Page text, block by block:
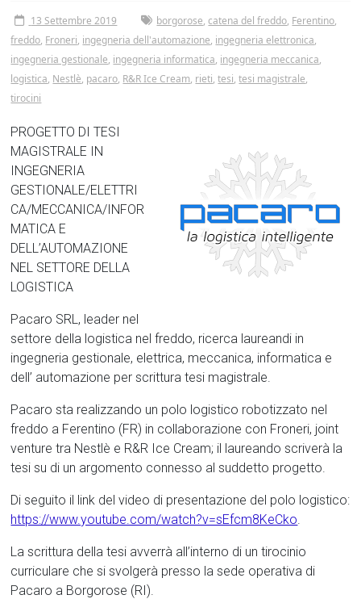
13 Settembre 2019 borgorose,catena del freddo, Ferentino,
freddo, Froneri, ingegneria dell'automazione, ingegneria elettronica,
ingegneria gestionale, ingegneria informatica, ingegneria meccanica,
logistica, Nestlè, pacaro, R&R Ice Cream, rieti,tesi,tesi magistrale,
tirocini
PROGETTO DI TESI
MAGISTRALE IN
INGEGNERIA
GESTIONALE/ELETTRI
CA/MECCANICA/INFOR
MATICA E
DELL’AUTOMAZIONE
NEL SETTORE DELLA
LOGISTICA
Pacaro SRL, leader nel
settore della logistica nel freddo, ricerca laureandi in
ingegneria gestionale, elettrica, meccanica, informatica e
dell’ automazione per scrittura tesi magistrale.
Pacaro sta realizzando un polo logistico robotizzato nel
freddo a Ferentino (FR) in collaborazione con Froneri, joint
venture tra Nestlè e R&R Ice Cream; il laureando scriverà la
tesi su di un argomento connesso al suddetto progetto.
Di seguito il link del video di presentazione del polo logistico:
https://www.youtube.com/watch?v=sEfcm8KeCko.
La scrittura della tesi avverrà all’interno di un tirocinio
curriculare che si svolgerà presso la sede operativa di
Pacaro a Borgorose (RI).